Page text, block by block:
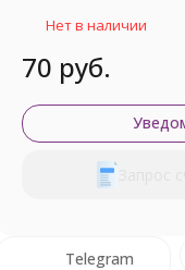
Нет в наличии
70 руб.
Telegram